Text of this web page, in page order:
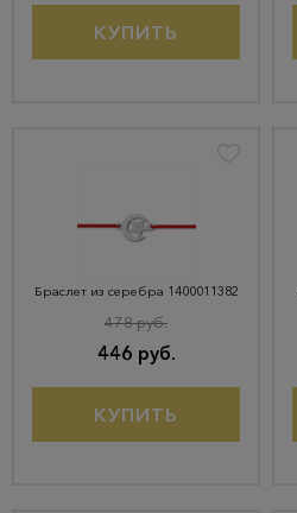
КУПИТЬ
Браслет из серебра 1400011382
446 руб.
478 руб.
КУПИТЬ